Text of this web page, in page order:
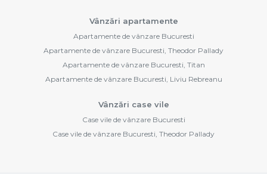
Vânzări apartamente
Apartamente de vânzare Bucuresti
Apartamente de vânzare Bucuresti, Theodor Pallady
Apartamente de vânzare Bucuresti, Titan
Apartamente de vânzare Bucuresti, Liviu Rebreanu
Vânzări case vile
Case vile de vânzare Bucuresti
Case vile de vânzare Bucuresti, Theodor Pallady